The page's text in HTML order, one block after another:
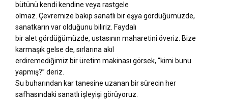
bütünü kendi kendine veya rastgele
olmaz. Çevremize bakıp sanatlı bir eşya gördüğümüzde,
sanatkarın var olduğunu biliriz. Faydalı
bir alet gördüğümüzde, ustasının maharetini överiz. Bize
karmaşık gelse de, sırlarına akıl
erdiremediğimiz bir üretim makinası görsek, “kimi bunu
yapmış?” deriz.
Su buharından kar tanesine uzanan bir sürecin her
safhasındaki sanatlı işleyişi görüyoruz.